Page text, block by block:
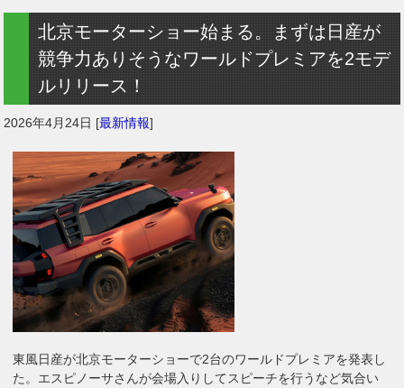
北京モーターショー始まる。まずは日産が
競争力ありそうなワールドプレミアを2モデ
ルリリース！
2026年4月24日 [最新情報]
東風日産が北京モーターショーで2台のワールドプレミアを発表し
た。エスピノーサさんが会場入りしてスピーチを行うなど気合い